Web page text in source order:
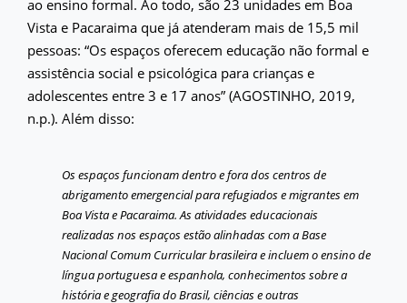
ao ensino formal. Ao todo, são 23 unidades em Boa
Vista e Pacaraima que já atenderam mais de 15,5 mil
pessoas: “Os espaços oferecem educação não formal e
assistência social e psicológica para crianças e
adolescentes entre 3 e 17 anos” (AGOSTINHO, 2019,
n.p.). Além disso:
Os espaços funcionam dentro e fora dos centros de
abrigamento emergencial para refugiados e migrantes em
Boa Vista e Pacaraima. As atividades educacionais
realizadas nos espaços estão alinhadas com a Base
Nacional Comum Curricular brasileira e incluem o ensino de
língua portuguesa e espanhola, conhecimentos sobre a
história e geografia do Brasil, ciências e outras